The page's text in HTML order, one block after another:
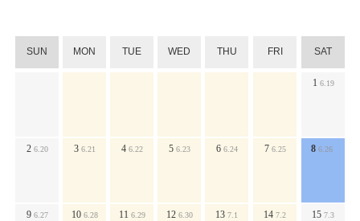
SUN MON TUE WED THU FRI SAT
1 6.19
2 6.20 3 6.21 4 6.22 5 6.23 6 6.24 7 6.25 8 6.26
9 6.27 10 6.28 11 6.29 12 6.30 13 7.1 14 7.2 15 7.3